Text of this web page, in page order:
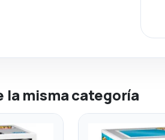
la misma categoría